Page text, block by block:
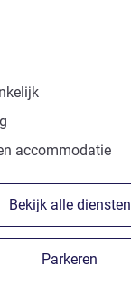
accommodatie
Bekijk alle diensten
Parkeren